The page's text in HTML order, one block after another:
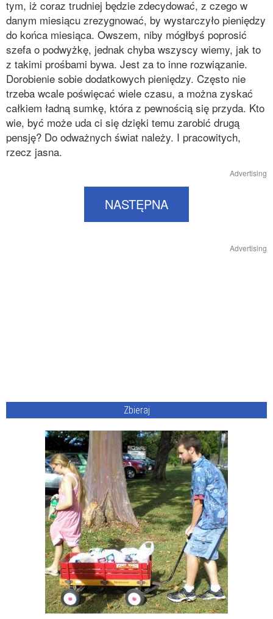
tym, iż coraz trudniej będzie zdecydować, z czego w
danym miesiącu zrezygnować, by wystarczyło pieniędzy
do końca miesiąca. Owszem, niby mógłbyś poprosić
szefa o podwyżkę, jednak chyba wszyscy wiemy, jak to
z takimi prośbami bywa. Jest za to inne rozwiązanie.
Dorobienie sobie dodatkowych pieniędzy. Często nie
trzeba wcale poświęcać wiele czasu, a można zyskać
całkiem ładną sumkę, która z pewnością się przyda. Kto
wie, być może uda ci się dzięki temu zarobić drugą
pensję? Do odważnych świat należy. I pracowitych,
rzecz jasna.
Advertising
NASTĘPNA
Advertising
Zbieraj